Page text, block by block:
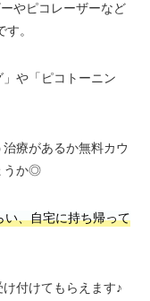
やピコレーザーなど
す。
や「ピコトーニン
療があるか無料カウ
うか◎
い、自宅に持ち帰って
付けてもらえます♪